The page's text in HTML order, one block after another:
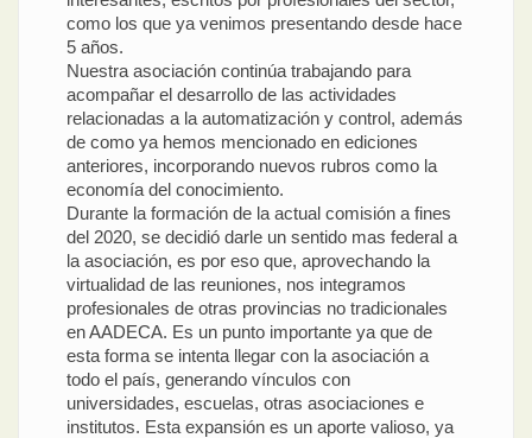
como los que ya venimos presentando desde hace
5 años.
Nuestra asociación continúa trabajando para
acompañar el desarrollo de las actividades
relacionadas a la automatización y control, además
de como ya hemos mencionado en ediciones
anteriores, incorporando nuevos rubros como la
economía del conocimiento.
Durante la formación de la actual comisión a fines
del 2020, se decidió darle un sentido mas federal a
la asociación, es por eso que, aprovechando la
virtualidad de las reuniones, nos integramos
profesionales de otras provincias no tradicionales
en AADECA. Es un punto importante ya que de
esta forma se intenta llegar con la asociación a
todo el país, generando vínculos con
universidades, escuelas, otras asociaciones e
institutos. Esta expansión es un aporte valioso, ya